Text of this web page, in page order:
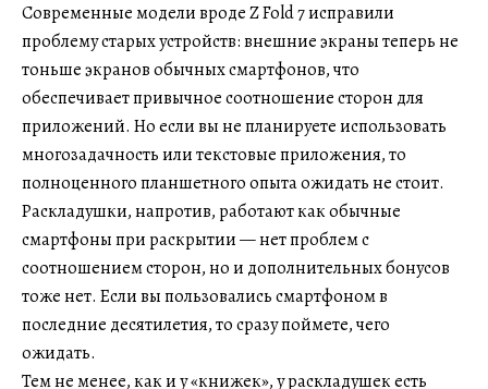
Современные модели вроде Z Fold 7 исправили
проблему старых устройств: внешние экраны теперь не
тоньше экранов обычных смартфонов, что
обеспечивает привычное соотношение сторон для
приложений. Но если вы не планируете использовать
многозадачность или текстовые приложения, то
полноценного планшетного опыта ожидать не стоит.
Раскладушки, напротив, работают как обычные
смартфоны при раскрытии — нет проблем с
соотношением сторон, но и дополнительных бонусов
тоже нет. Если вы пользовались смартфоном в
последние десятилетия, то сразу поймете, чего
ожидать.
Тем не менее, как и у «книжек», у раскладушек есть